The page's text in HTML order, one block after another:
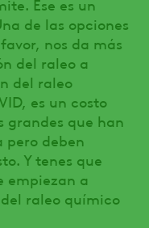
de las opciones
nos da más
del raleo a
del raleo
es un costo
grandes que han
pero deben
Y tenes que
empiezan a
raleo químico